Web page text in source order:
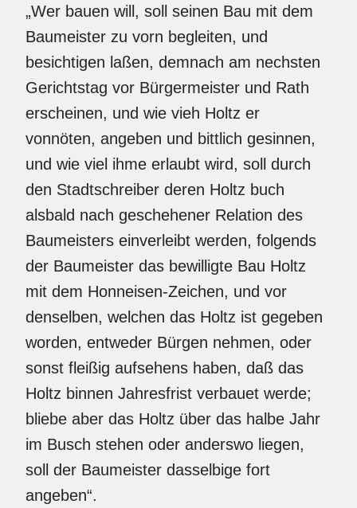
„Wer bauen will, soll seinen Bau mit dem
Baumeister zu vorn begleiten, und
besichtigen laßen, demnach am nechsten
Gerichtstag vor Bürgermeister und Rath
erscheinen, und wie vieh Holtz er
vonnöten, angeben und bittlich gesinnen,
und wie viel ihme erlaubt wird, soll durch
den Stadtschreiber deren Holtz buch
alsbald nach geschehener Relation des
Baumeisters einverleibt werden, folgends
der Baumeister das bewilligte Bau Holtz
mit dem Honneisen-Zeichen, und vor
denselben, welchen das Holtz ist gegeben
worden, entweder Bürgen nehmen, oder
sonst fleißig aufsehens haben, daß das
Holtz binnen Jahresfrist verbauet werde;
bliebe aber das Holtz über das halbe Jahr
im Busch stehen oder anderswo liegen,
soll der Baumeister dasselbige fort
angeben“.